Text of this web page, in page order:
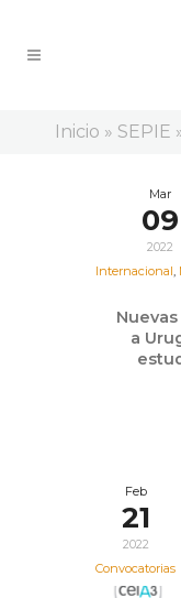
Inicio » SEPIE
Mar
09
2022
Internacional,
a
Feb
21
2022
Convocatorias